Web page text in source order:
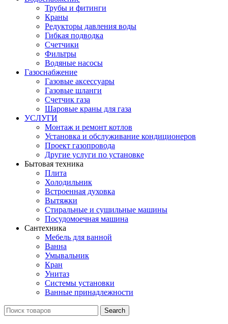
Трубы и фитинги
Краны
Редукторы давления воды
Гибкая подводка
Счетчики
Фильтры
Водяные насосы
Газоснабжение
Газовые аксессуары
Газовые шланги
Счетчик газа
Шаровые краны для газа
УСЛУГИ
Монтаж и ремонт котлов
Установка и обслуживание кондиционеров
Проект газопровода
Другие услуги по установке
Бытовая техника
Плита
Холодильник
Встроенная духовка
Вытяжки
Стиральные и сушильные машины
Посудомоечная машина
Сантехника
Мебель для ванной
Ванна
Умывальник
Кран
Унитаз
Системы установки
Ванные принадлежности
Search